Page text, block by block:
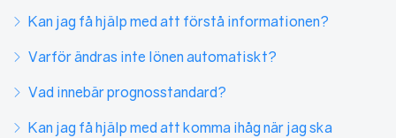
Kan jag få hjälp med att förstå informationen?
Varför ändras inte lönen automatiskt?
Vad innebär prognosstandard?
Kan jag få hjälp med att komma ihåg när jag ska